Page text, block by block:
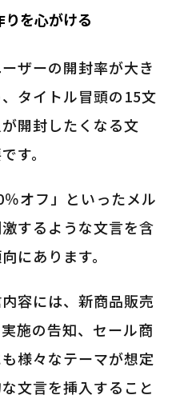
を心がける
ザーの開封率が大き
タイトル冒頭の15文
開封したくなる文
す。
オフ」といったメル
するような文言を含
にあります。
容には、新商品販売
施の告知、セール商
様々なテーマが想定
文言を挿入すること